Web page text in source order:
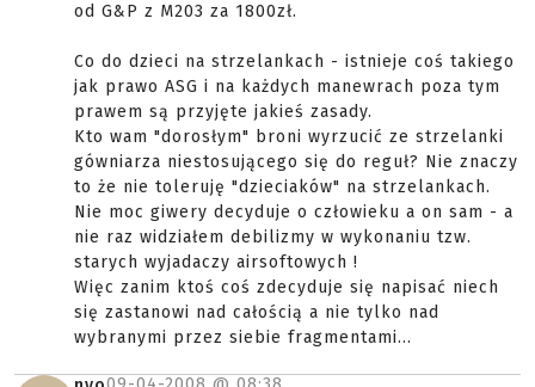
od G&P z M203 za 1800zł.
Co do dzieci na strzelankach - istnieje coś takiego
jak prawo ASG i na każdych manewrach poza tym
prawem są przyjęte jakieś zasady.
Kto wam "dorosłym" broni wyrzucić ze strzelanki
gówniarza niestosującego się do reguł? Nie znaczy
to że nie toleruję "dzieciaków" na strzelankach.
Nie moc giwery decyduje o człowieku a on sam - a
nie raz widziałem debilizmy w wykonaniu tzw.
starych wyjadaczy airsoftowych !
Więc zanim ktoś coś zdecyduje się napisać niech
się zastanowi nad całością a nie tylko nad
wybranymi przez siebie fragmentami...